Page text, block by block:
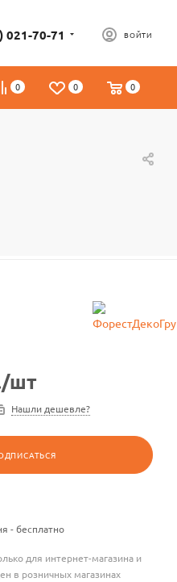
021-70-71 ВОЙТИ
0 0 0
/шт
Нашли дешевле?
- бесплатно
для интернет-магазина и
в розничных магазинах